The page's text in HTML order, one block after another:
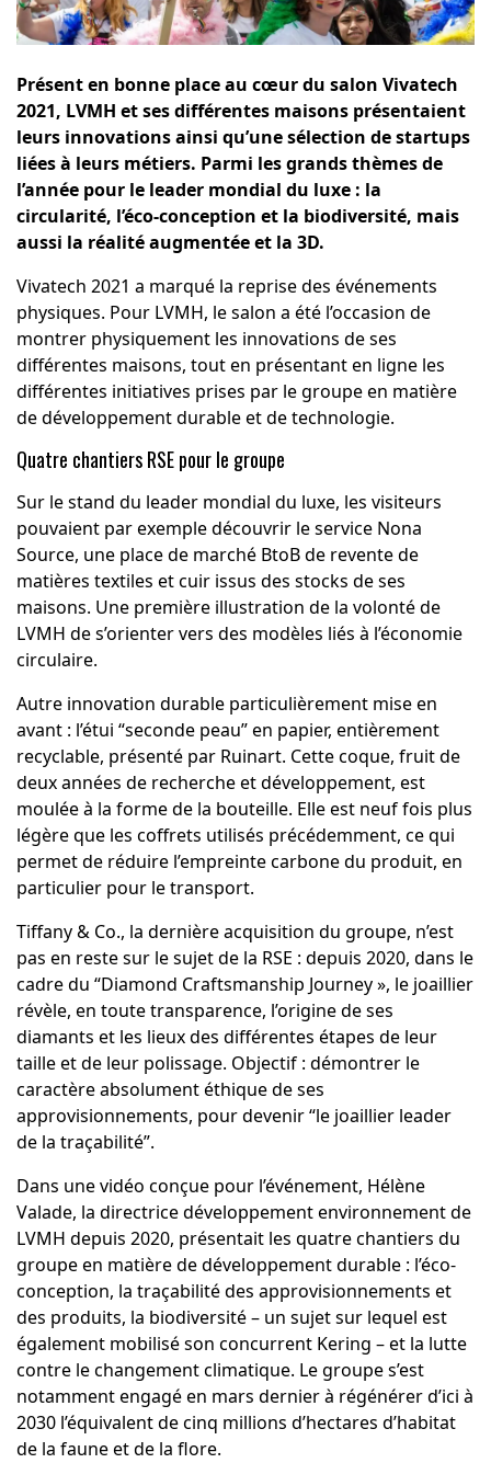
Présent en bonne place au cœur du salon Vivatech
2021, LVMH et ses différentes maisons présentaient
leurs innovations ainsi qu’une sélection de startups
liées à leurs métiers. Parmi les grands thèmes de
l’année pour le leader mondial du luxe : la
circularité, l’éco-conception et la biodiversité, mais
aussi la réalité augmentée et la 3D.
Vivatech 2021 a marqué la reprise des événements
physiques. Pour LVMH, le salon a été l’occasion de
montrer physiquement les innovations de ses
différentes maisons, tout en présentant en ligne les
différentes initiatives prises par le groupe en matière
de développement durable et de technologie.
Quatre chantiers RSE pour le groupe
Sur le stand du leader mondial du luxe, les visiteurs
pouvaient par exemple découvrir le serviceNona
Source, une place de marché BtoB de revente de
matières textiles et cuir issus des stocks de ses
maisons. Une première illustration de la volonté de
LVMH de s’orienter vers des modèles liés à l’économie
circulaire.
Autre innovation durable particulièrement mise en
avant : l’étui “seconde peau”en papier, entièrement
recyclable, présenté par Ruinart. Cette coque, fruit de
deux années de recherche et développement, est
moulée à la forme de la bouteille. Elle est neuf fois plus
légère que les coffrets utilisés précédemment, ce qui
permet de réduire l’empreinte carbone du produit, en
particulier pour le transport.
Tiffany & Co., la dernière acquisition du groupe, n’est
pas en reste sur le sujet de la RSE : depuis 2020, dans le
cadre du “Diamond Craftsmanship Journey », le joaillier
révèle, en toute transparence, l’origine de ses
diamants et les lieux des différentes étapes de leur
taille et de leur polissage. Objectif : démontrer le
caractère absolument éthique de ses
approvisionnements, pour devenir “le joaillier leader
de la traçabilité”.
Dans une vidéo conçue pour l’événement, Hélène
Valade, la directrice développement environnement de
LVMH depuis 2020, présentait les quatre chantiers du
groupe en matière dedéveloppement durable: l’éco-
conception, la traçabilité des approvisionnements et
des produits, la biodiversité –un sujet sur lequel est
également mobilisé son concurrent Kering – et la lutte
contre le changement climatique. Le groupe s’est
notamment engagé en mars dernier à régénérer d’ici à
2030 l’équivalent de cinq millions d’hectares d’habitat
de la faune et de la flore.